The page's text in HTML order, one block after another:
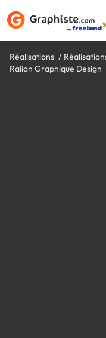
Réalisations
Raiion Graphique Design